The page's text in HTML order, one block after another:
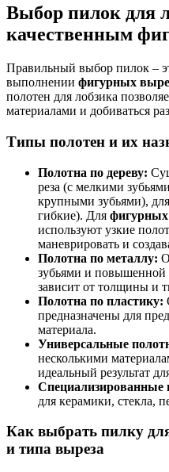
Выбор пилок для
качественным
Правильный выбор пилок –
выполнении фигурных
полотен для лобзика
материалами и добиваться
Типы полотен и их
Полотна по дереву:
реза (с мелкими
крупными зубьями),
гибкие). Для фигурных
используют узкие
маневрировать и
Полотна по металлу:
зубьями и
зависит от толщины и
Полотна по пластику:
предназначены для
материала.
Универсальные
несколькими
идеальный результат
Специализированные
для керамики, стекла,
Как выбрать пилку
и типа выреза